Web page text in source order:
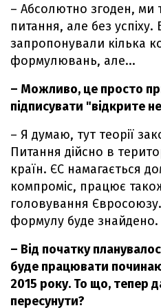
– Абсолютно згоден, ми
питання, але без
запропонували кілька
формулювань, але...
– Можливо, це просто
підписувати "відкрите
– Я думаю, тут теорії
Питання дійсно в
країн. ЄС намагається
компроміс, працює
головування
формулу буде знайдено.
– Від початку
буде працювати
2015 року. То що, тепер
пересунути?